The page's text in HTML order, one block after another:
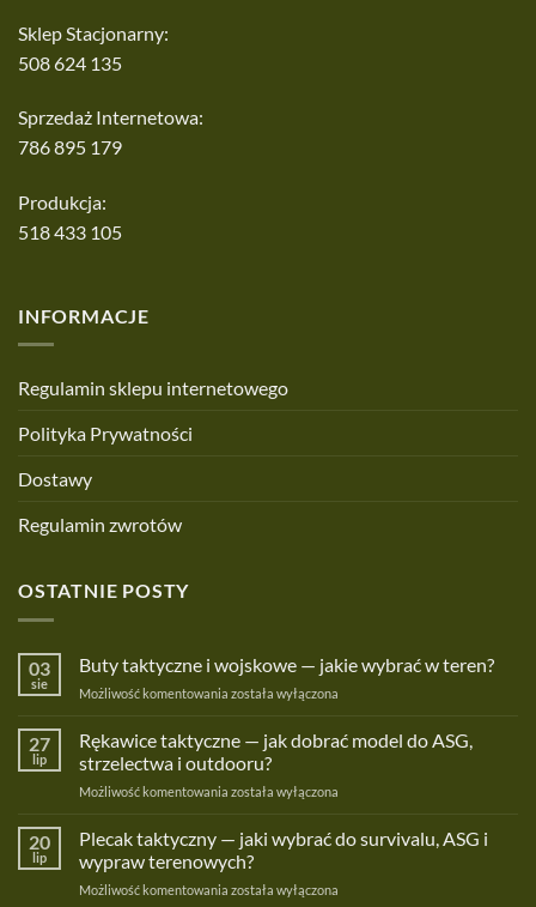
Sklep Stacjonarny:
508 624 135
Sprzedaż Internetowa:
786 895 179
Produkcja:
518 433 105
INFORMACJE
Regulamin sklepu internetowego
Polityka Prywatności
Dostawy
Regulamin zwrotów
OSTATNIE POSTY
03
sie
Buty taktyczne i wojskowe — jakie wybrać w teren?
Możliwość komentowania Buty
wojskowe
—
jakie
teren?
została wyłączona
27
lip
Rękawice taktyczne — jak dobrać model do ASG,
strzelectwa i outdooru?
Możliwość komentowania Rękawice
jak
dobrać
model
została wyłączona
20
lip
Plecak taktyczny — jaki wybrać do survivalu, ASG i
wypraw terenowych?
Możliwość komentowania Plecak
została wyłączona